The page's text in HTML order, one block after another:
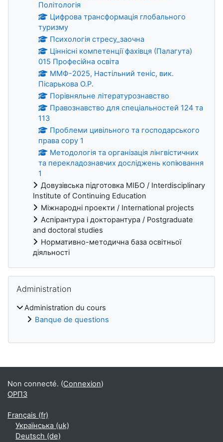
Політологія
Цифрова трансформація глобального
туризму
Психологія стресу_заочна
Ціннісні компетенції фахівця (Палагута)
015 Професійна освіта
ММФ-2025, Настільний теніс, вик.
Пісарькова О.Р.
Порівняльне літературознавство
Правознавство для спеціальностей 124 та
113
Проблеми цивільного та господарського
права copy 1
Методологія та організація лінгвістичних
та перекладознавчих досліджень копіювання
1
Довузівська підготовка МІБО / Interdisciplinary
Institute of Continuing Education
Міжнародні проекти / International projects
Аспірантура і докторантура / Postgraduate
and doctoral studies
Нормативно-методична база освітньої
діяльності
Administration
Administration du cours
Banque de questions
Blocs
Non connecté. (Connexion)
ОРПЗ
Français ‎(fr)‎
Українська ‎(uk)‎
Deutsch ‎(de)‎